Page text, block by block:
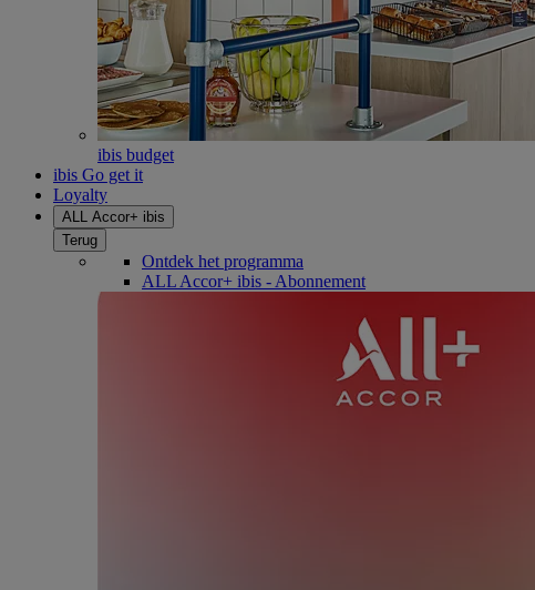
ibis budget
ibis Go get it
Loyalty
ALL Accor+ ibis
Terug
Ontdek het programma
ALL Accor+ ibis - Abonnement